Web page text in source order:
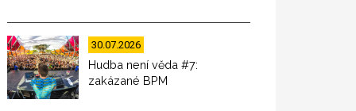
30.07.2026
Hudba není věda #7:
zakázané BPM